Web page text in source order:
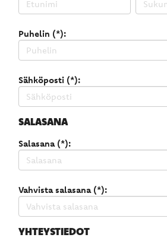
Puhelin (*):
Sähköposti (*):
SALASANA
Salasana (*):
Vahvista salasana (*):
YHTEYSTIEDOT